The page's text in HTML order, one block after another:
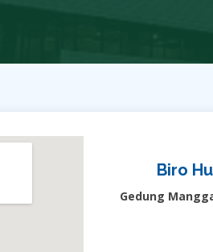
Biro
Gedung